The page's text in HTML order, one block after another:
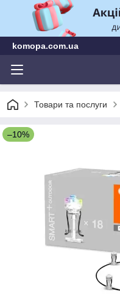
komopa.com.ua
Товари та послуги
–10%